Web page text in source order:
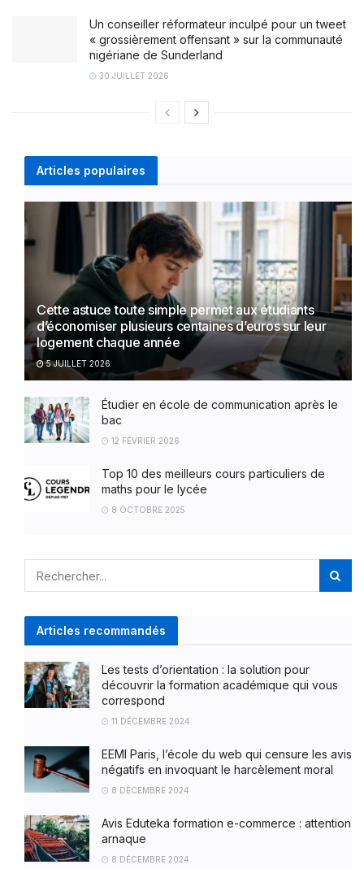
Un conseiller réformateur inculpé pour un tweet
« grossièrement offensant » sur la communauté
nigériane de Sunderland
30 JUILLET 2026
Articles populaires
Cette astuce toute simple permet aux étudiants
d’économiser plusieurs centaines d’euros sur leur
logement chaque année
5 JUILLET 2026
Étudier en école de communication après le
bac
12 FÉVRIER 2026
Top 10 des meilleurs cours particuliers de
maths pour le lycée
8 OCTOBRE 2025
Articles recommandés
Les tests d’orientation : la solution pour
découvrir la formation académique qui vous
correspond
11 DÉCEMBRE 2024
EEMI Paris, l’école du web qui censure les avis
négatifs en invoquant le harcèlement moral
8 DÉCEMBRE 2024
Avis Eduteka formation e-commerce : attention
arnaque
8 DÉCEMBRE 2024